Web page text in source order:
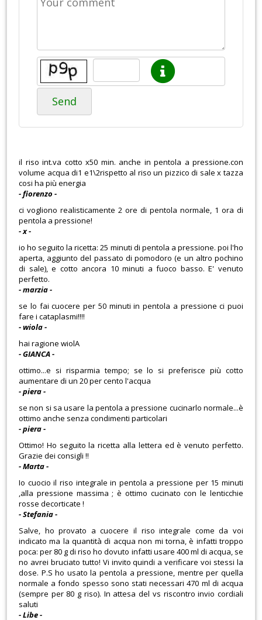
Send
il riso int.va cotto x50 min. anche in pentola a pressione.con
volume acqua di1 e1\2rispetto al riso un pizzico di sale x tazza
cosi ha più energia
- fiorenzo -
ci vogliono realisticamente 2 ore di pentola normale, 1 ora di
pentola a pressione!
- x -
io ho seguito la ricetta: 25 minuti di pentola a pressione. poi l'ho
aperta, aggiunto del passato di pomodoro (e un altro pochino
di sale), e cotto ancora 10 minuti a fuoco basso. E' venuto
perfetto.
- marzia -
se lo fai cuocere per 50 minuti in pentola a pressione ci puoi
fare i cataplasmi!!!!
- wiola -
hai ragione wiolA
- GIANCA -
ottimo...e si risparmia tempo; se lo si preferisce più cotto
aumentare di un 20 per cento l'acqua
- piera -
se non si sa usare la pentola a pressione cucinarlo normale...è
ottimo anche senza condimenti particolari
- piera -
Ottimo! Ho seguito la ricetta alla lettera ed è venuto perfetto.
Grazie dei consigli !!
- Marta -
Io cuocio il riso integrale in pentola a pressione per 15 minuti
,alla pressione massima ; è ottimo cucinato con le lenticchie
rosse decorticate !
- Stefania -
Salve, ho provato a cuocere il riso integrale come da voi
indicato ma la quantità di acqua non mi torna, è infatti troppo
poca: per 80 g di riso ho dovuto infatti usare 400 ml di acqua, se
no avrei bruciato tutto! Vi invito quindi a verificare voi stessi la
dose. P.S ho usato la pentola a pressione, mentre per quella
normale a fondo spesso sono stati necessari 470 ml di acqua
(sempre per 80 g riso). In attesa del vs riscontro invio cordiali
saluti
- Libe -